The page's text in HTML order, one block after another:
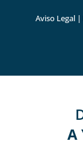
Aviso Legal |